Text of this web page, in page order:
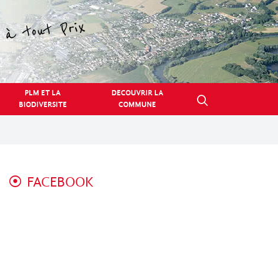
PLM ET LA
BIODIVERSITE
DECOUVRIR LA
COMMUNE
FACEBOOK